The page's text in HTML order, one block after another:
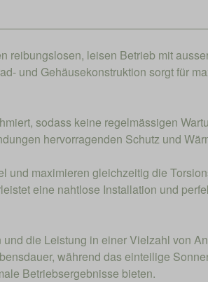
reibungslosen, leisen Betrieb mit
und Gehäusekonstruktion sorgt für
sodass keine regelmässigen
hervorragenden Schutz und
maximieren gleichzeitig die
eine nahtlose Installation und
die Leistung in einer Vielzahl von
während das einteilige
Betriebsergebnisse bieten.